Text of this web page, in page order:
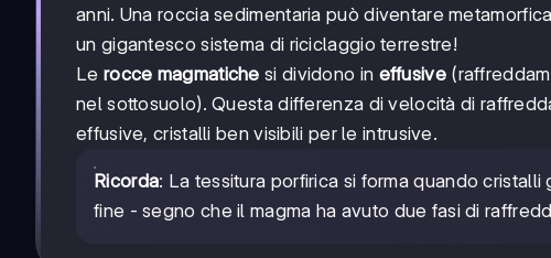
anni. Una roccia sedimentaria può diventare
un gigantesco sistema di riciclaggio terrestre!
Le rocce magmatiche si dividono in effusive
nel sottosuolo). Questa differenza di velocità di
effusive, cristalli ben visibili per le intrusive.
Ricorda: La tessitura porfirica si forma quando
fine - segno che il magma ha avuto due fasi di